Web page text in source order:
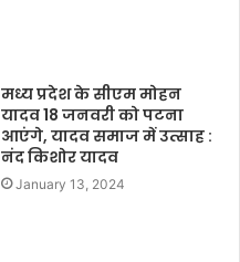
मध्य प्रदेश के सीएम मोहन
यादव 18 जनवरी को पटना
आएंगे, यादव समाज में उत्साह :
नंद किशोर यादव
January 13, 2024